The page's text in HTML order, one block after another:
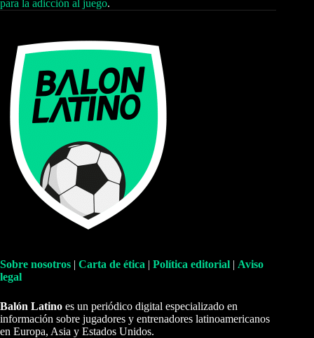
para la adicción al juego.
Sobre nosotros | Carta de ética | Política editorial | Aviso
legal
Balón Latino es un periódico digital especializado en
información sobre jugadores y entrenadores latinoamericanos
en Europa, Asia y Estados Unidos.